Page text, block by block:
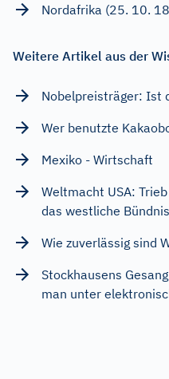
Nordafrika (25. 10.
Weitere Artikel aus der
Nobelpreisträger: Ist
Wer benutzte
Mexiko - Wirtschaft
Weltmacht USA:
das westliche
Wie zuverlässig sind
Stockhausens
man unter